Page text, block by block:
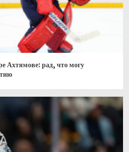
Ахтямове: рад, что могу